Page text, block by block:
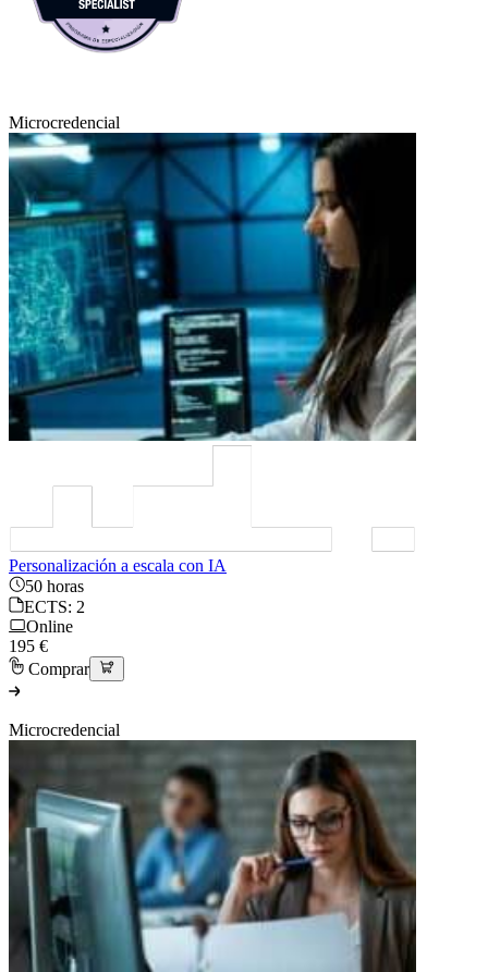
Microcredencial
Personalización a escala con IA
50 horas
ECTS: 2
Online
195 €
Comprar
Microcredencial